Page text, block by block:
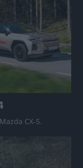
CX-5.